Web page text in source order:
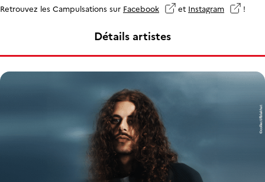
Retrouvez les Campulsations sur Facebook et Instagram !
Détails artistes